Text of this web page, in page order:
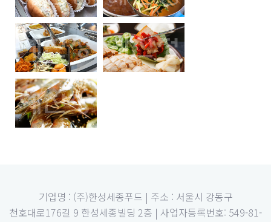
기업명 : (주)한성세종푸드 | 주소 : 서울시 강동구
천호대로176길 9 한성세종빌딩 2층 | 사업자등록번호: 549-81-